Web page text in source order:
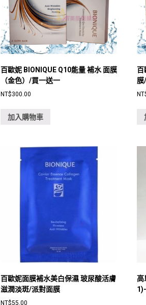
百歐妮 BIONIQUE Q10能量 補水 面膜
（金色）/買一送一
NT$300.00
加入購物車
百
膜
百歐妮面膜補水美白保濕 玻尿酸活膚
滋潤淡斑/派對面膜
NT$55.00
高